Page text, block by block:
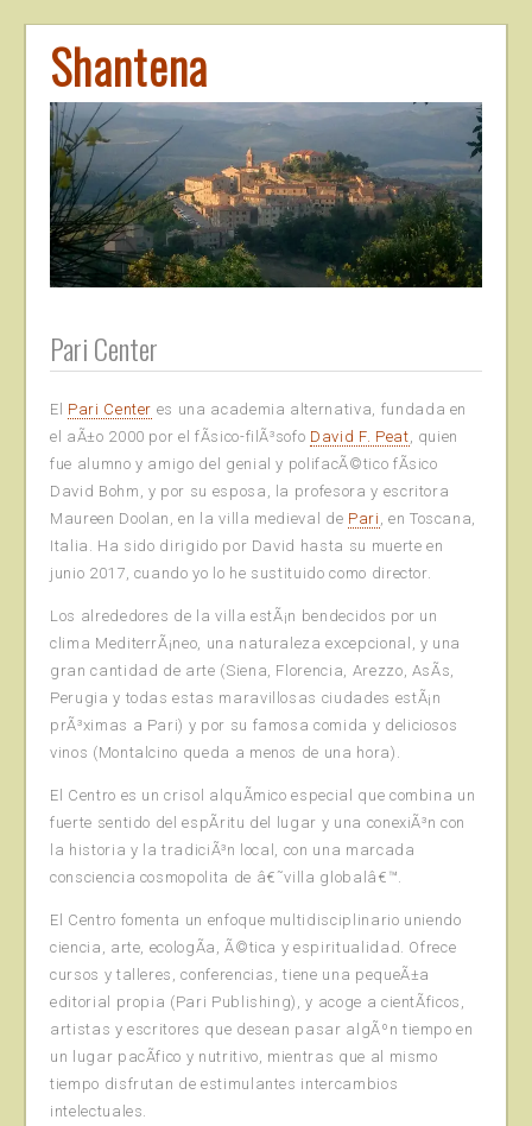
Shantena
Pari Center
El Pari Center es una academia alternativa, fundada en
el aÃ±o 2000 por el fÃ­sico-filÃ³sofo David F. Peat , quien
fue alumno y amigo del genial y polifacÃ©tico fÃ­sico
David Bohm, y por su esposa, la profesora y escritora
Maureen Doolan, en la villa medieval de Pari , en Toscana,
Italia. Ha sido dirigido por David hasta su muerte en
junio 2017, cuando yo lo he sustituido como director.
Los alrededores de la villa estÃ¡n bendecidos por un
clima MediterrÃ¡neo, una naturaleza excepcional, y una
gran cantidad de arte (Siena, Florencia, Arezzo, AsÃ­s,
Perugia y todas estas maravillosas ciudades estÃ¡n
prÃ³ximas a Pari) y por su famosa comida y deliciosos
vinos (Montalcino queda a menos de una hora).
El Centro es un crisol alquÃ­mico especial que combina un
fuerte sentido del espÃ­ritu del lugar y una conexiÃ³n con
la historia y la tradiciÃ³n local, con una marcada
consciencia cosmopolita de â€˜villa globalâ€™.
El Centro fomenta un enfoque multidisciplinario uniendo
ciencia, arte, ecologÃ­a, Ã©tica y espiritualidad. Ofrece
cursos y talleres, conferencias, tiene una pequeÃ±a
editorial propia (Pari Publishing), y acoge a cientÃ­ficos,
artistas y escritores que desean pasar algÃºn tiempo en
un lugar pacÃ­fico y nutritivo, mientras que al mismo
tiempo disfrutan de estimulantes intercambios
intelectuales.